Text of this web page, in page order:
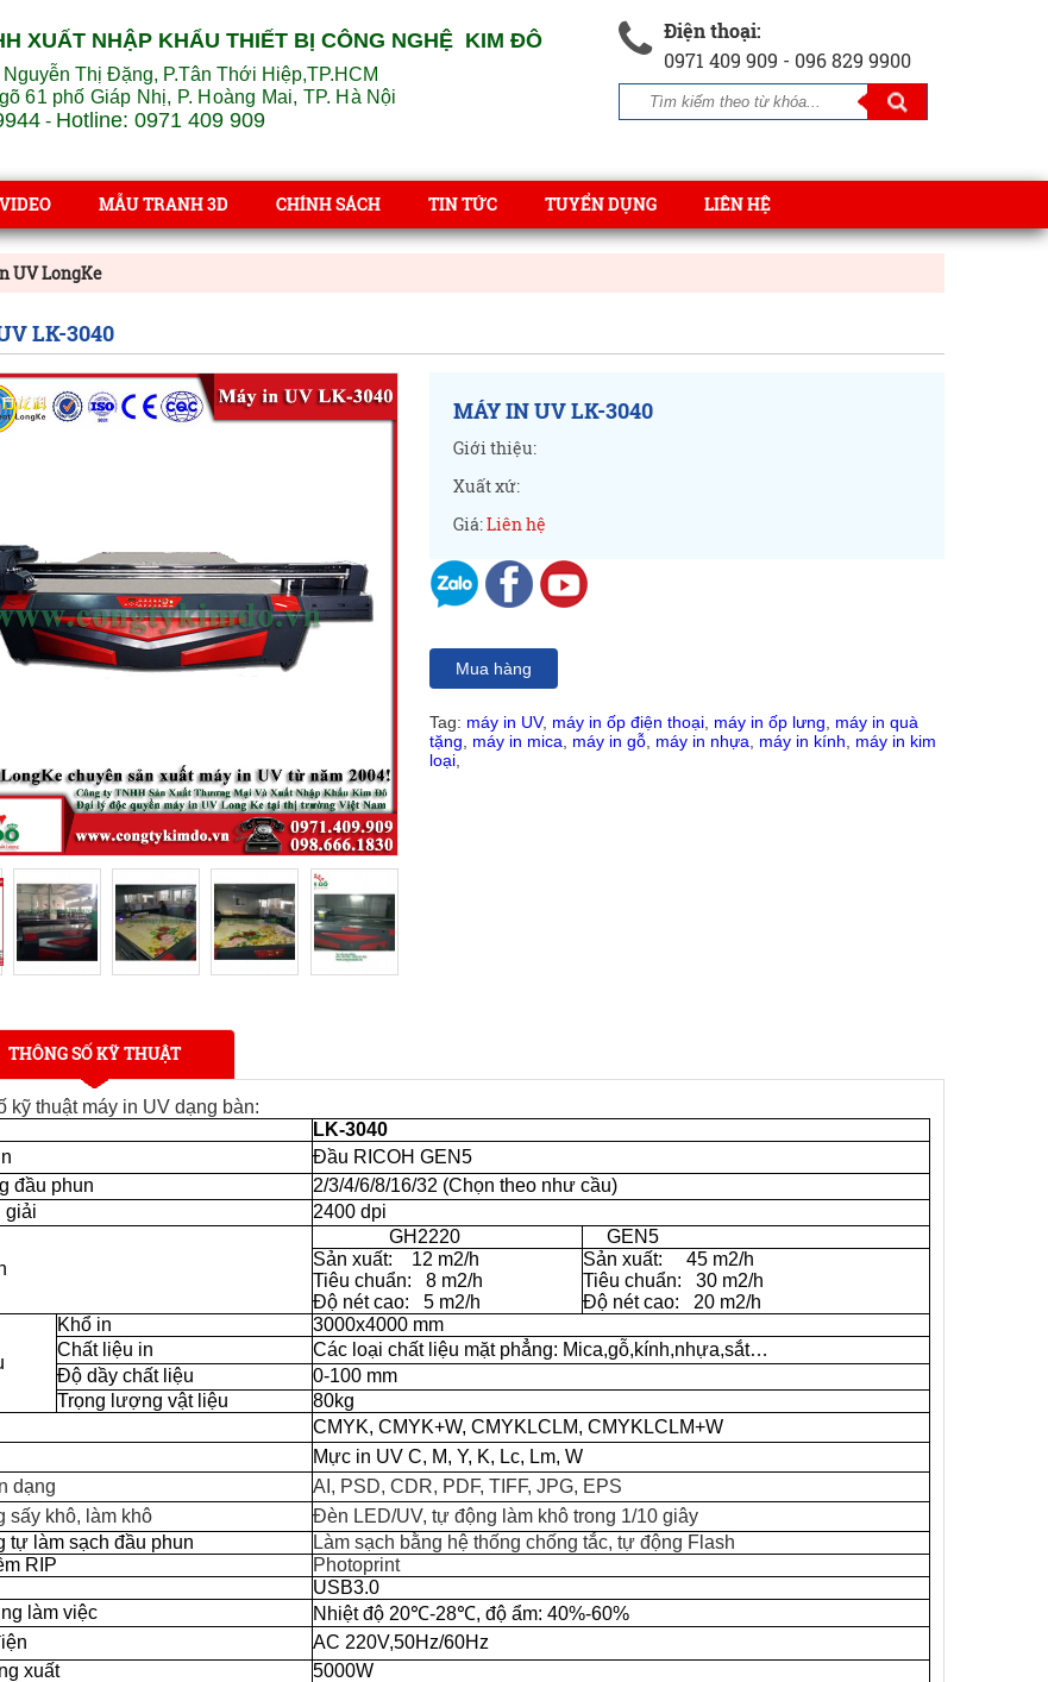
XUẤT NHẬP KHẨU THIẾT BỊ CÔNG NGHỆ KIM ĐÔ
Thị Đặng, P.Tân Thới Hiệp,TP.HCM
61 phố Giáp Nhị, P. Hoàng Mai, TP. Hà Nội
- Hotline: 0971 409 909
Điện thoại:
0971 409 909 - 096 829 9900
VIDEO MẪU TRANH 3D CHÍNH SÁCH TIN TỨC TUYỂN DỤNG LIÊN HỆ
UV LongKe
LK-3040
MÁY IN UV LK-3040
Giới thiệu:
Xuất xứ:
Giá:Liên hệ
Mua hàng
Tag: máy in UV, máy in ốp điện thoại máy in ốp lưng
máy in quà
tặng
máy in mica máy in gỗ máy in nhựa máy in kính
máy in kim
loại
THÔNG SỐ KỸ THUẬT
kỹ thuật máy in UV dạng bàn:
LK-3040
Đầu RICOH GEN5
đầu phun
2/3/4/6/8/16/32 (Chọn theo như cầu)
giải
2400 dpi
GH2220
GEN5
Sản xuất:
12 m2/h
Tiêu chuẩn:
8 m2/h
Độ nét cao:
5 m2/h
Sản xuất:
45 m2/h
Tiêu chuẩn:
30 m2/h
Độ nét cao:
20 m2/h
Khổ in
3000x4000 mm
Chất liệu in
Các loại chất liệu mặt phẳng: Mica,gỗ,kính,nhựa,sắt…
Độ dầy chất liệu
0-100 mm
Trọng lượng vật liệu
80kg
CMYK, CMYK+W, CMYKLCLM, CMYKLCLM+W
Mực in UV C, M, Y, K, Lc, Lm, W
dạng
AI, PSD, CDR, PDF, TIFF, JPG, EPS
sấy khô, làm khô
Đèn LED/UV, tự động làm khô trong 1/10 giây
tự làm sạch đầu phun
Làm sạch bằng hệ thống chống tắc, tự động Flash
RIP
Photoprint
USB3.0
làm việc
Nhiệt độ 20℃-28℃, độ ẩm: 40%-60%
AC 220V,50Hz/60Hz
xuất
5000W